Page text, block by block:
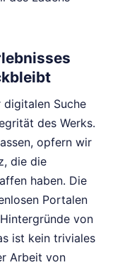
Suche
des Werks.
opfern wir
die die
haben. Die
Portalen
von
ist kein triviales
Arbeit von